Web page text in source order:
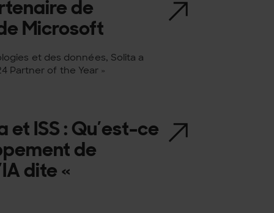
de
Microsoft
et des données, Solita a
Partner of the Year »
ISS : Qu’est-ce
de
dite «